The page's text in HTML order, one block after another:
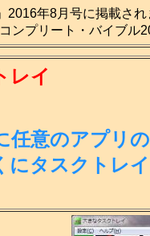
2016年8月号に掲載され
ンプリート・バイブル
レイ
任意のアプリ
にタスクトレ